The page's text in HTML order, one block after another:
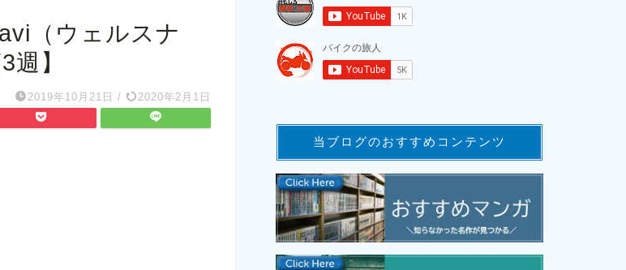
（ウェルスナ
】
2019年10月21日 / 2020年2月1日
当ブログのおすすめコンテンツ